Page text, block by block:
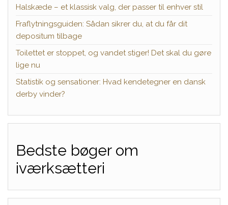
Halskæde – et klassisk valg, der passer til enhver stil
Fraflytningsguiden: Sådan sikrer du, at du får dit
depositum tilbage
Toilettet er stoppet, og vandet stiger! Det skal du gøre
lige nu
Statistik og sensationer: Hvad kendetegner en dansk
derby vinder?
Bedste bøger om
iværksætteri